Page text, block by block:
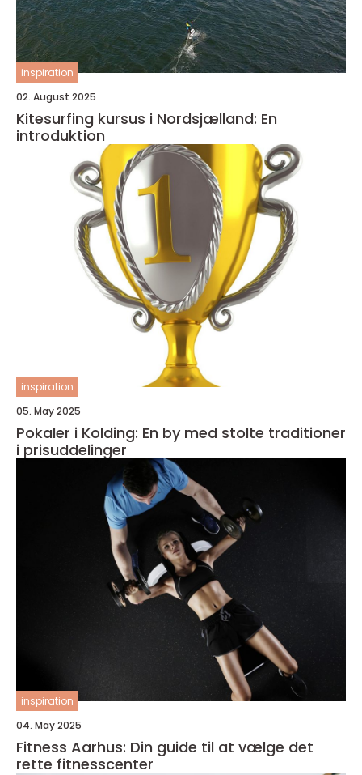
inspiration
02. August 2025
Kitesurfing kursus i Nordsjælland: En
introduktion
inspiration
05. May 2025
Pokaler i Kolding: En by med stolte traditioner
i prisuddelinger
inspiration
04. May 2025
Fitness Aarhus: Din guide til at vælge det
rette fitnesscenter